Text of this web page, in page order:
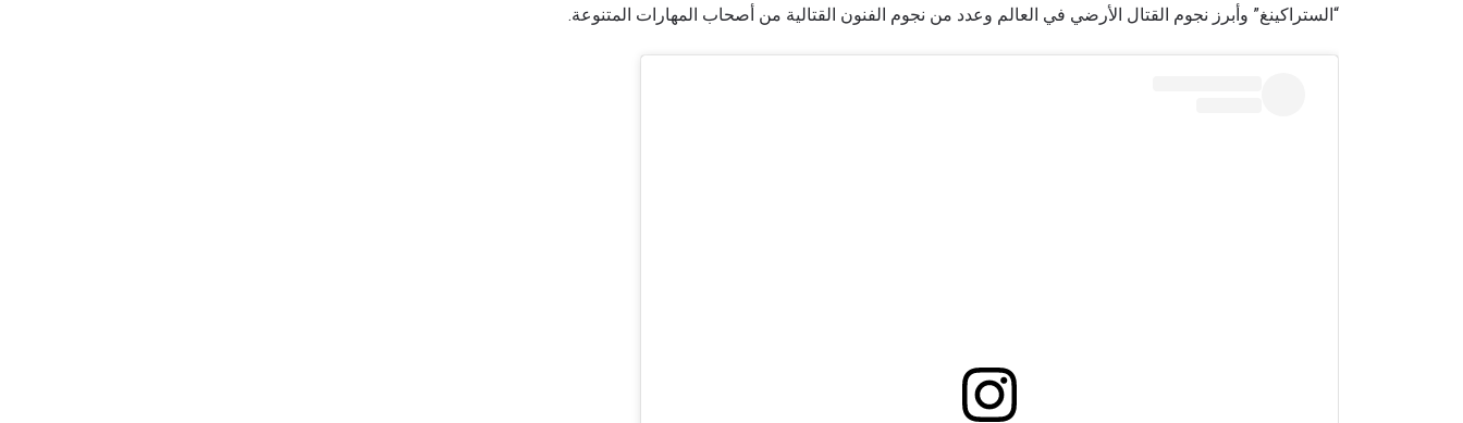
“الستراكينغ” وأبرز نجوم القتال الأرضي في العالم وعدد من نجوم الفنون القتالية من أصحاب المهارات المتنوعة.